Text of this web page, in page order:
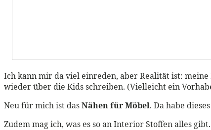
Ich kann mir da viel einreden, aber Realität ist:
wieder über die Kids schreiben. (Vielleicht ein
Neu für mich ist dasNähen für Möbel. Da habe
Zudem mag ich, was es so an Interior Stoffen alles